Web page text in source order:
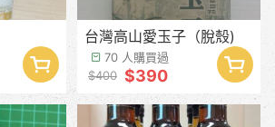
台灣高山愛玉子（脫殼)
70 人購買過
$400 $390